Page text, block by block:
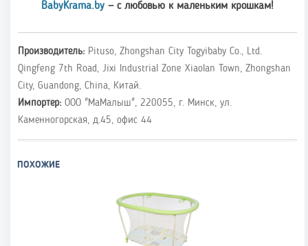
BabyKrama.by — с любовью к маленьким крошкам!
Производитель: Pituso, Zhongshan City Togyibaby Co., Ltd.
Qingfeng 7th Road, Jixi Industrial Zone Xiaolan Town, Zhongshan
City, Guandong, China, Китай.
Импортер: ООО "МаМалыш", 220055, г. Минск, ул.
Каменногорская, д.45, офис 44
ПОХОЖИЕ